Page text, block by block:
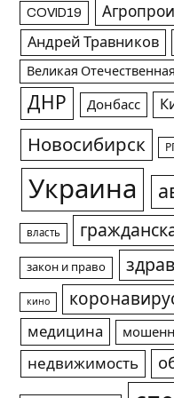
COVID19
Андрей Травников
Великая
ДНР Донбасс
Новосибирск
Украина
власть
закон и право
кино
медицина
недвижимость